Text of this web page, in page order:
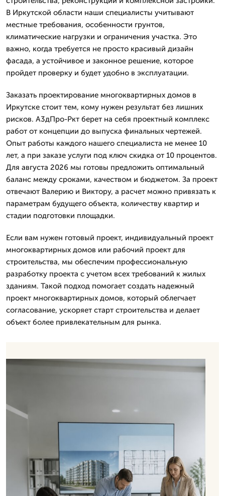
В Иркутской области наши специалисты учитывают
местные требования, особенности грунтов,
климатические нагрузки и ограничения участка. Это
важно, когда требуется не просто красивый дизайн
фасада, а устойчивое и законное решение, которое
пройдет проверку и будет удобно в эксплуатации.
Заказать проектирование многоквартирных домов в
Иркутске стоит тем, кому нужен результат без лишних
рисков. А3дПро-Ркт берет на себя проектный комплекс
работ от концепции до выпуска финальных чертежей.
Опыт работы каждого нашего специалиста не менее 10
лет, а при заказе услуги под ключ скидка от 10 процентов.
Для августа 2026 мы готовы предложить оптимальный
баланс между сроками, качеством и бюджетом. За проект
отвечают Валерию и Виктору, а расчет можно привязать к
параметрам будущего объекта, количеству квартир и
стадии подготовки площадки.
Если вам нужен готовый проект, индивидуальный проект
многоквартирных домов или рабочий проект для
строительства, мы обеспечим профессиональную
разработку проекта с учетом всех требований к жилых
зданиям. Такой подход помогает создать надежный
проект многоквартирных домов, который облегчает
согласование, ускоряет старт строительства и делает
объект более привлекательным для рынка.